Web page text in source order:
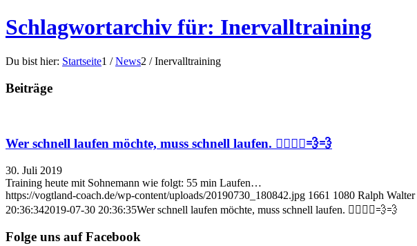
Schlagwortarchiv für: Inervalltraining
Du bist hier: Startseite1 / News2 / Inervalltraining
Beiträge
Wer schnell laufen möchte, muss schnell laufen. 🏃‍♂️🏃‍♂️💨💨
30. Juli 2019
Training heute mit Sohnemann wie folgt: 55 min Laufen…
https://vogtland-coach.de/wp-content/uploads/20190730_180842.jpg 1661 1080 Ralph Walter
20:36:342019-07-30 20:36:35Wer schnell laufen möchte, muss schnell laufen. 🏃‍♂️🏃‍♂️💨💨
Folge uns auf Facebook